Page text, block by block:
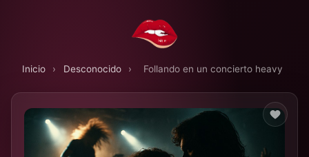
Inicio › Desconocido › Follando en un concierto heavy